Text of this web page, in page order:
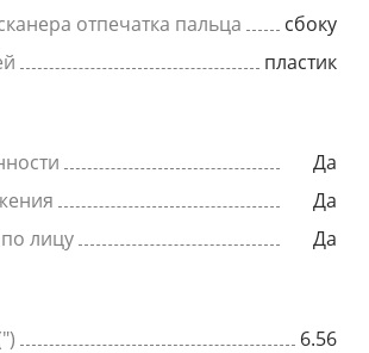
отпечатка пальца
сбоку
пластик
Да
Да
лицу
Да
6.56